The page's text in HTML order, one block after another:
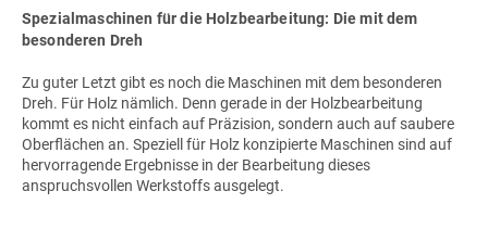
Spezialmaschinen für die Holzbearbeitung: Die mit dem
besonderen Dreh
Zu guter Letzt gibt es noch die Maschinen mit dem besonderen
Dreh. Für Holz nämlich. Denn gerade in der Holzbearbeitung
kommt es nicht einfach auf Präzision, sondern auch auf saubere
Oberflächen an. Speziell für Holz konzipierte Maschinen sind auf
hervorragende Ergebnisse in der Bearbeitung dieses
anspruchsvollen Werkstoffs ausgelegt.